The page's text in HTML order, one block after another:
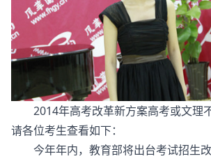
2014年高考改革新方案高考或文理
请各位考生查看如下：
今年年内，教育部将出台考试招生